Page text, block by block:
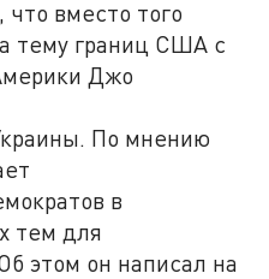
вместо того
тему границ США с
Джо
По мнению
в
тем для
этом он написал на